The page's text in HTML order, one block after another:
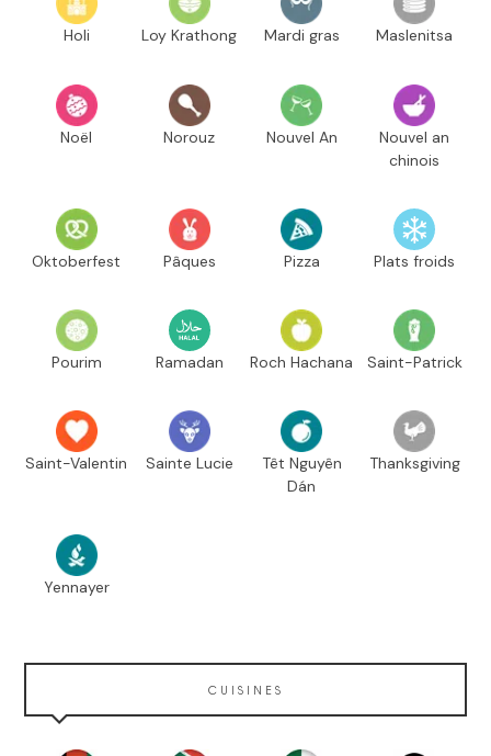
Holi Loy Krathong Mardi gras Maslenitsa
Noël Norouz Nouvel An
Nouvel an
chinois
Oktoberfest Pâques Pizza Plats froids
Pourim Ramadan Roch Hachana Saint-Patrick
Saint-Valentin Sainte Lucie
Têt Nguyên
Dán
Thanksgiving
Yennayer
CUISINES